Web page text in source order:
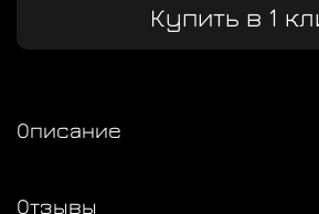
Купить в 1
Описание
Отзывы